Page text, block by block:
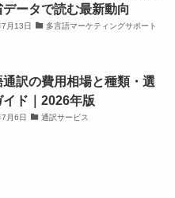
データで読む最新動向
月13日 多言語マーケティングサポート
通訳の費用相場と種類・選
イド｜2026年版
月6日 通訳サービス